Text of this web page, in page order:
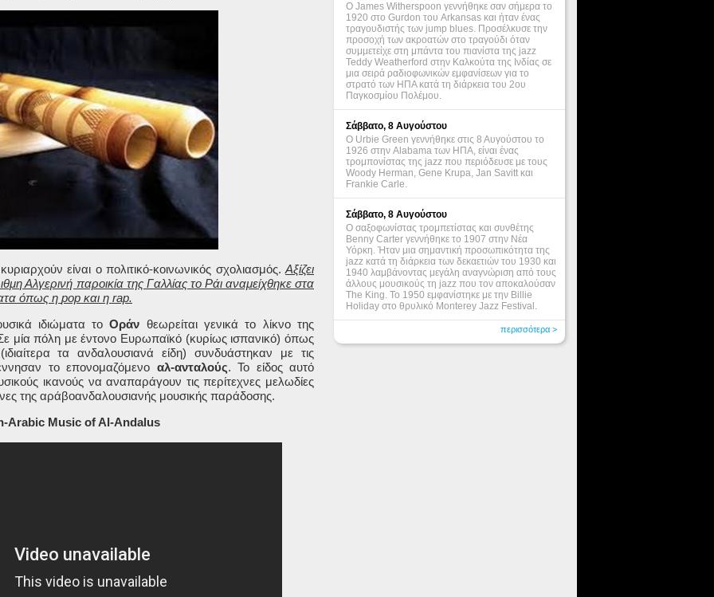
είναι ο πολιτικό-κοινωνικός σχολιασμός. Αξίζει
Αλγερινή παροικία της Γαλλίας το Ράι αναμείχθηκε στα
όπως η pop και η rap.
ιδιώματα τοΟράν θεωρείται γενικά το λίκνο της
μία πόλη με έντονο Ευρωπαϊκό (κυρίως ισπανικό) όπως
τα ανδαλουσιανά είδη) συνδυάστηκαν με τις
το επονομαζόμενο αλ-ανταλούς. Το είδος αυτό
ικανούς να αναπαράγουν τις περίτεχνες μελωδίες
της αράβοανδαλουσιανής μουσικής παράδοσης.
Arabic Music of Al-Andalus
Ο James Witherspoon γεννήθηκε σαν σήμερα το
1920 στο Gurdon του Arkansas και ήταν ένας
τραγουδιστής των jump blues. Προσέλκυσε την
προσοχή των ακροατών στο τραγούδι όταν
συμμετείχε στη μπάντα του πιανίστα της jazz
Teddy Weatherford στην Καλκούτα της Ινδίας σε
μια σειρά ραδιοφωνικών εμφανίσεων για το
στρατό των ΗΠΑ κατά τη διάρκεια του 2ου
Παγκοσμίου Πολέμου.
Σάββατο, 8 Αυγούστου
Ο Urbie Green γεννήθηκε στις 8 Αυγούστου το
1926 στην Alabama των ΗΠΑ, είναι ένας
τρομπονίστας της jazz που περιόδευσε με τους
Woody Herman, Gene Krupa, Jan Savitt και
Frankie Carle.
Σάββατο, 8 Αυγούστου
Ο σαξοφωνίστας τρομπετίστας και συνθέτης
Benny Carter γεννήθηκε το 1907 στην Νέα
Υόρκη. Ήταν μια σημαντική προσωπικότητα της
jazz κατά τη διάρκεια των δεκαετιών του 1930 και
1940 λαμβάνοντας μεγάλη αναγνώριση από τους
άλλους μουσικούς τη jazz που τον αποκαλούσαν
The King. Το 1950 εμφανίστηκε με την Billie
Holiday στο θρυλικό Monterey Jazz Festival.
περισσότερα >